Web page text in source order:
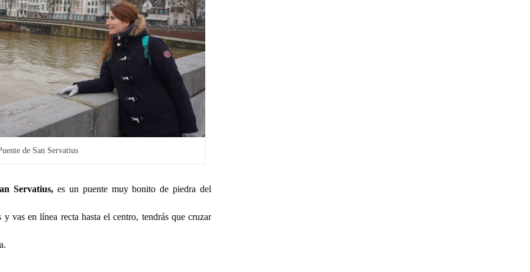
de San Servatius
Servatius, es un puente muy bonito de piedra del
vas en línea recta hasta el centro, tendrás que cruzar